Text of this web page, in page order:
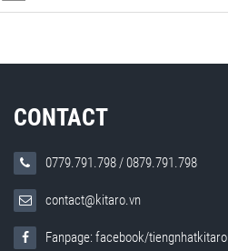
CONTACT
0779.791.798/0879.791.798
contact@kitaro.vn
Fanpage: facebook/tiengnhatkitaro